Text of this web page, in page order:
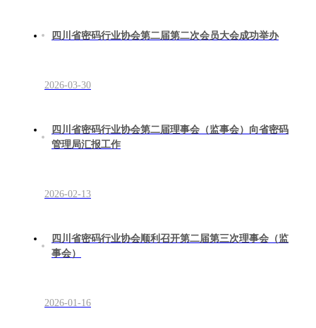
四川省密码行业协会第二届第二次会员大会成功举办
2026-03-30
四川省密码行业协会第二届理事会（监事会）向省密码
管理局汇报工作
2026-02-13
四川省密码行业协会顺利召开第二届第三次理事会（监
事会）
2026-01-16